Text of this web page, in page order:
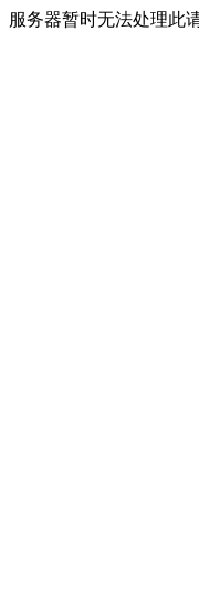
服务器暂时无法处理此